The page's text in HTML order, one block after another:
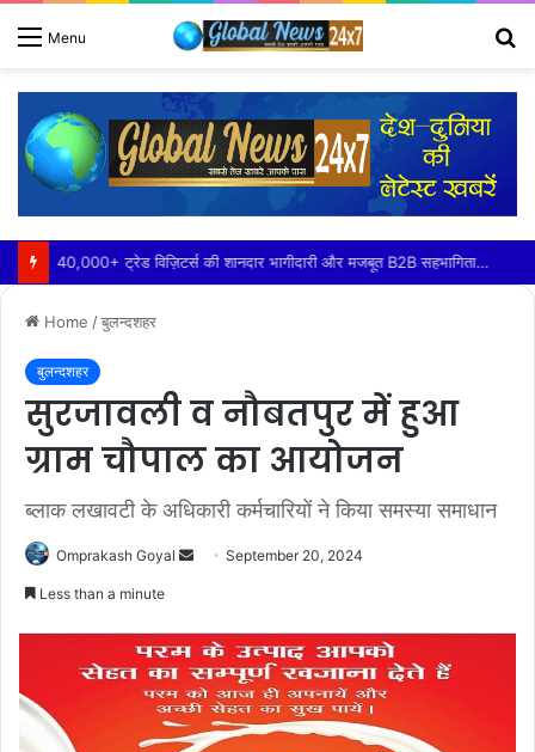
Menu
40,000+ ट्रेड विज़िटर्स की शानदार भागीदारी और मजबूत B2B सहभागिता के साथ IHE 2026 का भव्य समापन
Home /बुलन्दशहर
बुलन्दशहर
सुरजावली व नौबतपुर में हुआ
ग्राम चौपाल का आयोजन
ब्लाक लखावटी के अधिकारी कर्मचारियों ने किया समस्या समाधान
Omprakash Goyal
Send September 20, 2024
Less than a minute